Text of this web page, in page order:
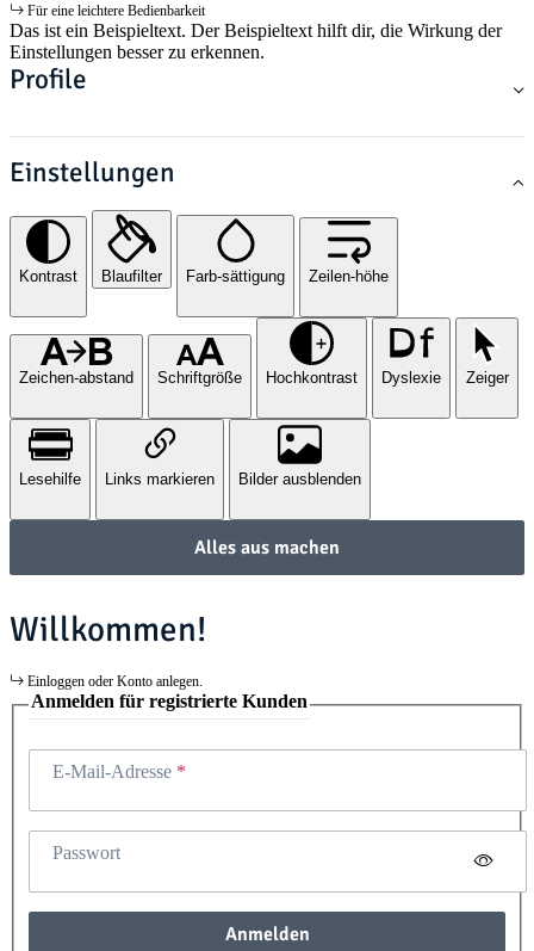
Für eine leichtere Bedienbarkeit
Das ist ein Beispieltext. Der Beispieltext hilft dir, die Wirkung der
Einstellungen besser zu erkennen.
Profile
Einstellungen
Kontrast Blaufilter Farb-sättigung Zeilen-höhe
Zeichen-abstand Schriftgröße Hochkontrast Dyslexie Zeiger
Lesehilfe Links markieren Bilder ausblenden
Alles aus machen
Willkommen!
Einloggen oder Konto anlegen.
Anmelden für registrierte Kunden
E-Mail-Adresse
Passwort
Anmelden